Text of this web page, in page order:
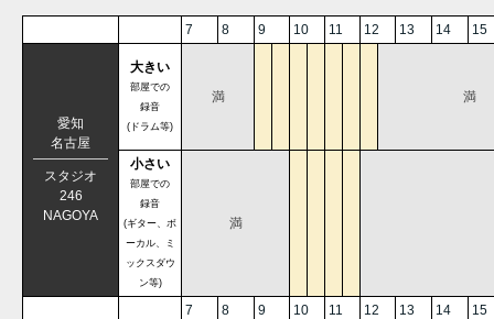
7 8 9 10 11 12 13 14 15
愛知
名古屋
スタジオ
246
NAGOYA
大きい
部屋での
録音
(ドラム等)
満 満
小さい
部屋での
録音
(ギター、ボ
ーカル、ミ
ックスダウ
ン等)
満
7 8 9 10 11 12 13 14 15